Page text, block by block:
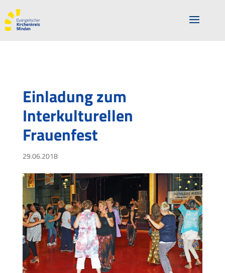
Einladung zum
Interkulturellen
Frauenfest
29.06.2018